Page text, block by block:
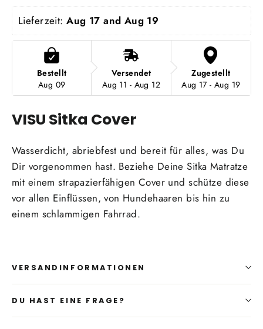
Lieferzeit: Aug 17 and Aug 19
Bestellt
Aug 09
Versendet
Aug 11 - Aug 12
Zugestellt
Aug 17 - Aug 19
VISU Sitka Cover
Wasserdicht, abriebfest und bereit für alles, was Du
Dir vorgenommen hast. Beziehe Deine Sitka Matratze
mit einem strapazierfähigen Cover und schütze diese
vor allen Einflüssen, von Hundehaaren bis hin zu
einem schlammigen Fahrrad.
VERSANDINFORMATIONEN
DU HAST EINE FRAGE?